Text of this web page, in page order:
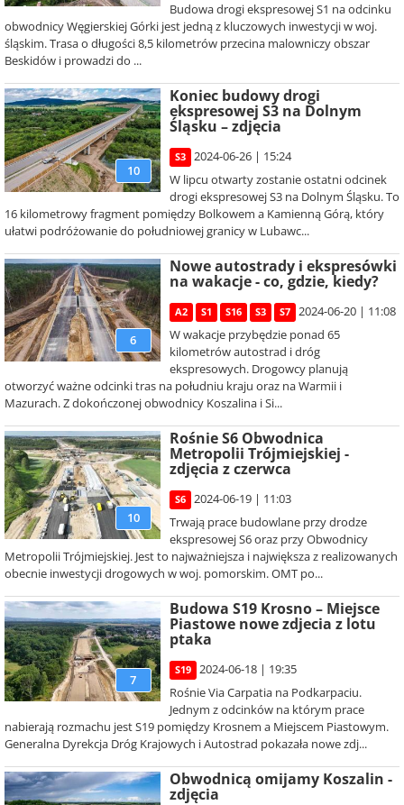
Budowa drogi ekspresowej S1 na odcinku
obwodnicy Węgierskiej Górki jest jedną z kluczowych inwestycji w woj.
śląskim. Trasa o długości 8,5 kilometrów przecina malowniczy obszar
Beskidów i prowadzi do ...
10
Koniec budowy drogi
ekspresowej S3 na Dolnym
Śląsku – zdjęcia
S3
2024-06-26 | 15:24
W lipcu otwarty zostanie ostatni odcinek
drogi ekspresowej S3 na Dolnym Śląsku. To
16 kilometrowy fragment pomiędzy Bolkowem a Kamienną Górą, który
ułatwi podróżowanie do południowej granicy w Lubawc...
6
Nowe autostrady i ekspresówki
na wakacje - co, gdzie, kiedy?
A2 S1 S16 S3 S7
2024-06-20 | 11:08
W wakacje przybędzie ponad 65
kilometrów autostrad i dróg
ekspresowych. Drogowcy planują
otworzyć ważne odcinki tras na południu kraju oraz na Warmii i
Mazurach. Z dokończonej obwodnicy Koszalina i Si...
10
Rośnie S6 Obwodnica
Metropolii Trójmiejskiej -
zdjęcia z czerwca
S6
2024-06-19 | 11:03
Trwają prace budowlane przy drodze
ekspresowej S6 oraz przy Obwodnicy
Metropolii Trójmiejskiej. Jest to najważniejsza i największa z realizowanych
obecnie inwestycji drogowych w woj. pomorskim. OMT po...
7
Budowa S19 Krosno – Miejsce
Piastowe nowe zdjecia z lotu
ptaka
S19
2024-06-18 | 19:35
Rośnie Via Carpatia na Podkarpaciu.
Jednym z odcinków na którym prace
nabierają rozmachu jest S19 pomiędzy Krosnem a Miejscem Piastowym.
Generalna Dyrekcja Dróg Krajowych i Autostrad pokazała nowe zdj...
Obwodnicą omijamy Koszalin -
zdjęcia